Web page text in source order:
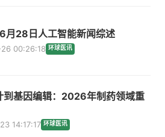
月28日人工智能新闻综述
00:26:18 环球医讯
到基因编辑：2026年制药领域重
14:17:17 环球医讯